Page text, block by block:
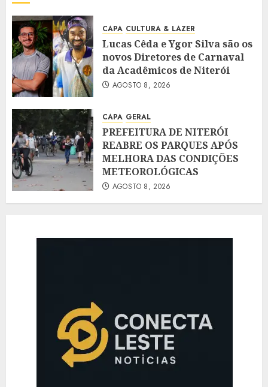
CAPA CULTURA & LAZER
Lucas Cêda e Ygor Silva são os
novos Diretores de Carnaval
da Acadêmicos de Niterói
AGOSTO 8, 2026
CAPA GERAL
PREFEITURA DE NITERÓI
REABRE OS PARQUES APÓS
MELHORA DAS CONDIÇÕES
METEOROLÓGICAS
AGOSTO 8, 2026